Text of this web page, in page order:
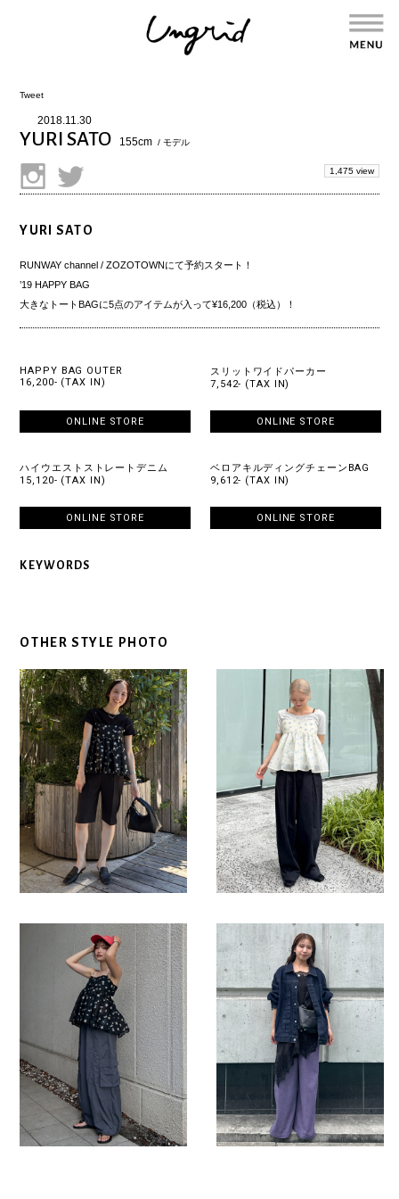
Tweet
2018.11.30
YURI SATO 155cm / モデル
1,475 view
YURI SATO
RUNWAY channel / ZOZOTOWNにて予約スタート！
’19 HAPPY BAG
大きなトートBAGに5点のアイテムが入って¥16,200（税込）！
HAPPY BAG OUTER
16,200- (TAX IN)
ONLINE STORE
スリットワイドパーカー
7,542- (TAX IN)
ONLINE STORE
ハイウエストストレートデニム
15,120- (TAX IN)
ONLINE STORE
ベロアキルディングチェーンBAG
9,612- (TAX IN)
ONLINE STORE
KEYWORDS
OTHER STYLE PHOTO